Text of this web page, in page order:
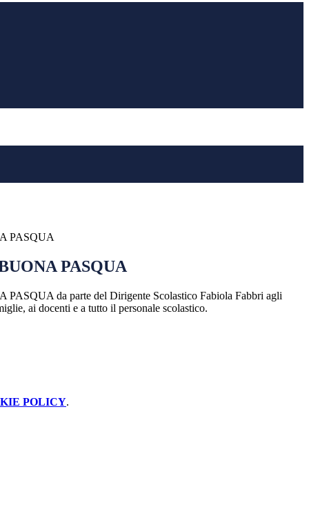
PASQUA
PASQUA
da parte del Dirigente Scolastico Fabiola Fabbri agli
ai docenti e a tutto il personale scolastico.
POLICY.